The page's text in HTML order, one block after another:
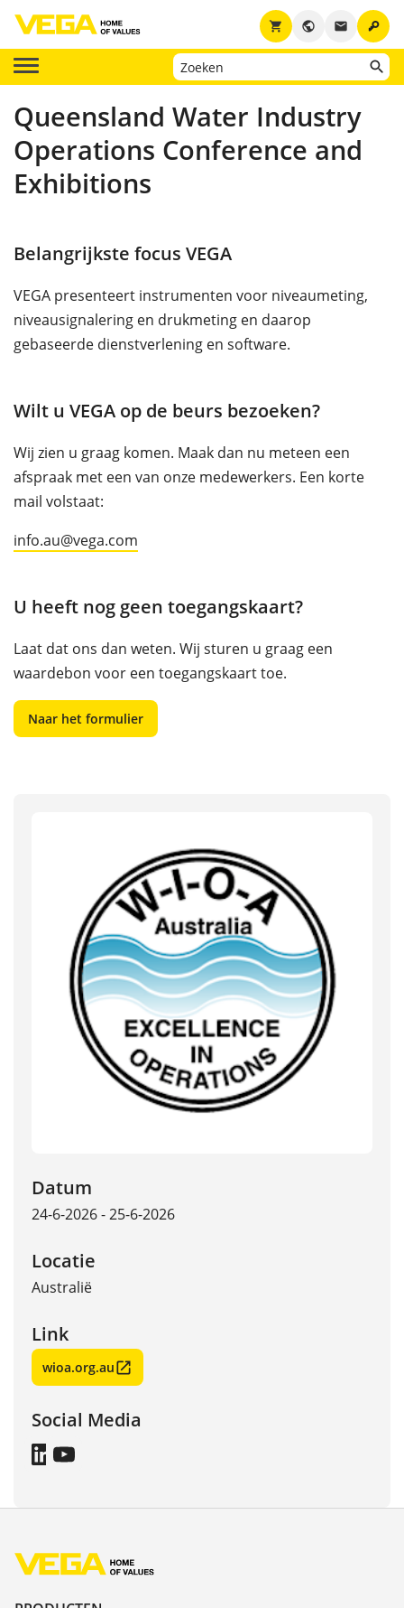
key
email
public
shopping_cart
Queensland Water Industry
Operations Conference and
Exhibitions
Belangrijkste focus VEGA
VEGA presenteert instrumenten voor niveaumeting,
niveausignalering en drukmeting en daarop
gebaseerde dienstverlening en software.
Wilt u VEGA op de beurs bezoeken?
Wij zien u graag komen. Maak dan nu meteen een
afspraak met een van onze medewerkers. Een korte
mail volstaat:
info.au@vega.com
U heeft nog geen toegangskaart?
Laat dat ons dan weten. Wij sturen u graag een
waardebon voor een toegangskaart toe.
Naar het formulier
Datum
24-6-2026 - 25-6-2026
Locatie
Australië
Link
wioa.org.au
Social Media